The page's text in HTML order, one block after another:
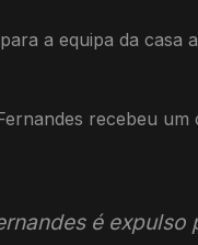
a equipa da
recebeu
é